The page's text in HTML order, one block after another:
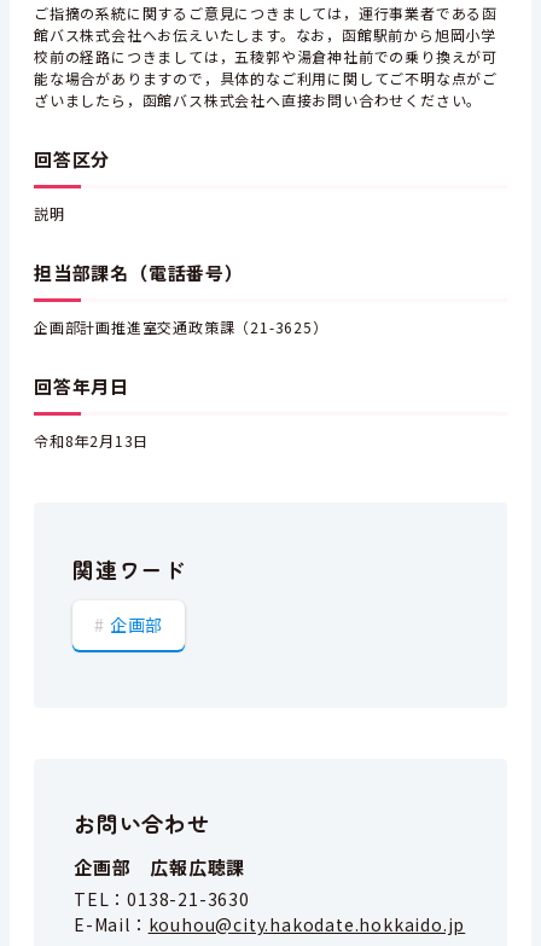
ご指摘の系統に関するご意見につきましては，運行事業者である函
館バス株式会社へお伝えいたします。なお，函館駅前から旭岡小学
校前の経路につきましては，五稜郭や湯倉神社前での乗り換えが可
能な場合がありますので，具体的なご利用に関してご不明な点がご
ざいましたら，函館バス株式会社へ直接お問い合わせください。
回答区分
説明
担当部課名（電話番号）
企画部計画推進室交通政策課（21-3625）
回答年月日
令和8年2月13日
関連ワード
企画部
お問い合わせ
企画部 広報広聴課
TEL：0138-21-3630
E-Mail： kouhou@city.hakodate.hokkaido.jp